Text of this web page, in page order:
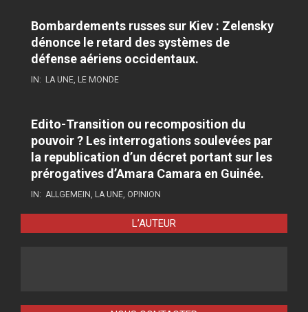
Bombardements russes sur Kiev : Zelensky
dénonce le retard des systèmes de
défense aériens occidentaux.
IN: LA UNE, LE MONDE
Edito-Transition ou recomposition du
pouvoir ? Les interrogations soulevées par
la republication d’un décret portant sur les
prérogatives d’Amara Camara en Guinée.
IN: ALLGEMEIN, LA UNE, OPINION
L’AUTEUR